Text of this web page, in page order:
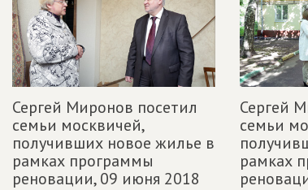
Сергей Миронов посетил
семьи москвичей,
получивших новое жилье в
рамках программы
реновации,09 июня 2018
Сергей
семьи
рамках